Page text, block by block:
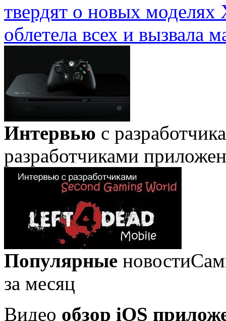
твердят о новых
облетела всех и вызвала
Интервью с
разработчиками
Популярные новости
за месяц
Видео обзор iOS